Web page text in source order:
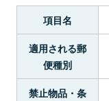
項目名
適用される郵
便種別
禁止物品・条